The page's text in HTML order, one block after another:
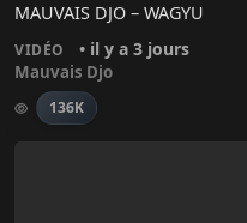
MAUVAIS DJO – WAGYU
VIDÉO • il y a 3 jours
Mauvais Djo
136K